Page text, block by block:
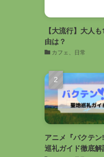
【大流行】大人
由は？
カフェ、日常
アニメ『バクテ
巡礼ガイド徹底解